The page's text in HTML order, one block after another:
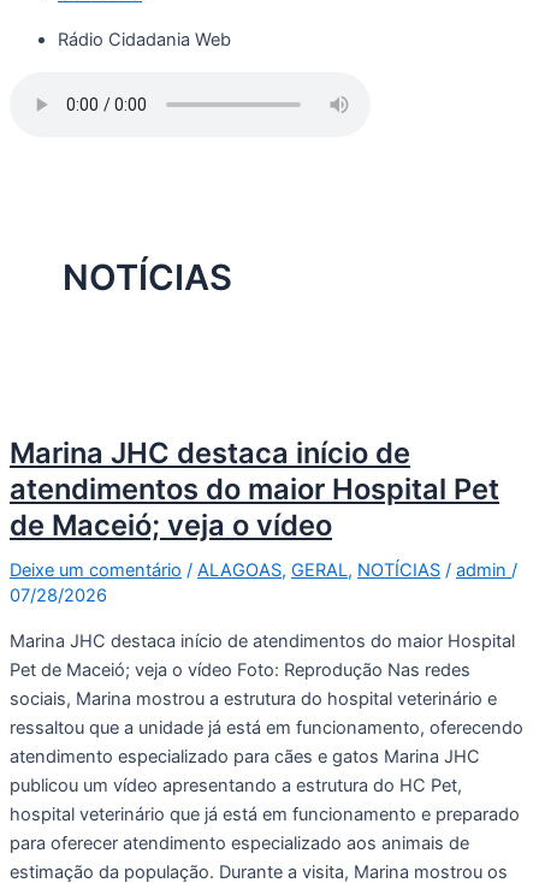
Rádio Cidadania Web
NOTÍCIAS
Marina JHC destaca início de
atendimentos do maior Hospital Pet
de Maceió; veja o vídeo
Deixe um comentário / ALAGOAS, GERAL, NOTÍCIAS / admin /
07/28/2026
Marina JHC destaca início de atendimentos do maior Hospital
Pet de Maceió; veja o vídeo Foto: Reprodução Nas redes
sociais, Marina mostrou a estrutura do hospital veterinário e
ressaltou que a unidade já está em funcionamento, oferecendo
atendimento especializado para cães e gatos Marina JHC
publicou um vídeo apresentando a estrutura do HC Pet,
hospital veterinário que já está em funcionamento e preparado
para oferecer atendimento especializado aos animais de
estimação da população. Durante a visita, Marina mostrou os